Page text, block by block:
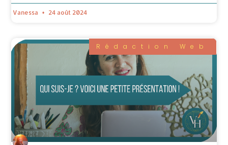
Vanessa 24 août 2024
Rédaction Web